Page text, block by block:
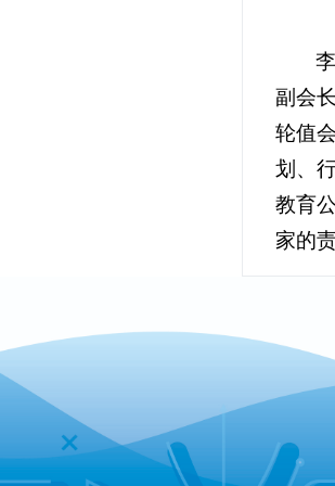
副会
轮值
划、
教育
家的